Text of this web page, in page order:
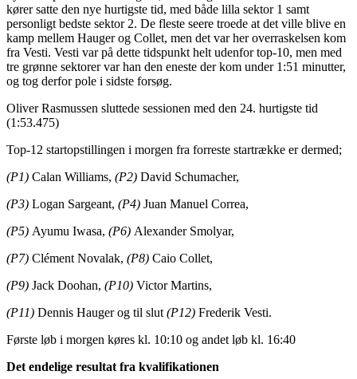
kører satte den nye hurtigste tid, med både lilla sektor 1 samt
personligt bedste sektor 2. De fleste seere troede at det ville blive en
kamp mellem Hauger og Collet, men det var her overraskelsen kom
fra Vesti. Vesti var på dette tidspunkt helt udenfor top-10, men med
tre grønne sektorer var han den eneste der kom under 1:51 minutter,
og tog derfor pole i sidste forsøg.
Oliver Rasmussen sluttede sessionen med den 24. hurtigste tid
(1:53.475)
Top-12 startopstillingen i morgen fra forreste startrække er dermed;
(P1) Calan Williams, (P2) David Schumacher,
(P3) Logan Sargeant, (P4) Juan Manuel Correa,
(P5) Ayumu Iwasa, (P6) Alexander Smolyar,
(P7) Clément Novalak, (P8) Caio Collet,
(P9) Jack Doohan, (P10) Victor Martins,
(P11) Dennis Hauger og til slut(P12) Frederik Vesti.
Første løb i morgen køres kl. 10:10 og andet løb kl. 16:40
Det endelige resultat fra kvalifikationen